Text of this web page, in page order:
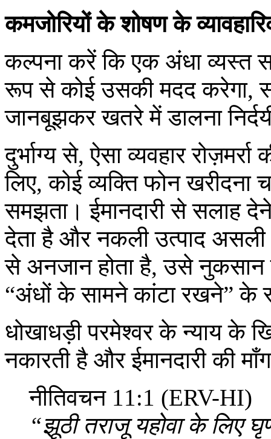
कमजोरियों के शोषण के
कल्पना करें कि एक अंधा व्यस्त
रूप से कोई उसकी मदद करेगा,
जानबूझकर खतरे में डालना
दुर्भाग्य से, ऐसा व्यवहार
लिए, कोई व्यक्ति फोन खरीदना
समझता। ईमानदारी से सलाह
देता है और नकली उत्पाद असली
से अनजान होता है, उसे नुकसान
“अंधों के सामने कांटा रखने” के
धोखाधड़ी परमेश्वर के न्याय के
नकारती है और ईमानदारी की
नीतिवचन 11:1 (ERV-HI)
“झूठी तराजू यहोवा के लिए